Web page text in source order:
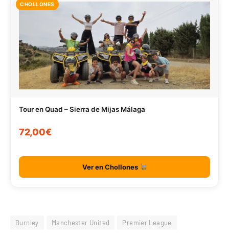
CHOLLONES
Tour en Quad – Sierra de Mijas Málaga
72,00€
Ver en Chollones
Burnley Manchester United Premier League